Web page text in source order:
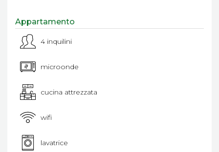
Appartamento
4 inquilini
microonde
cucina attrezzata
wifi
lavatrice